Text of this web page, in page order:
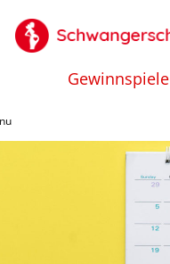
Gewinnspiele